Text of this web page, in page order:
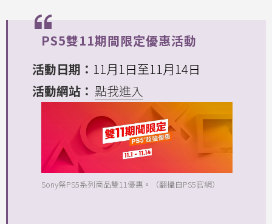
PS5雙11期間限定優惠活動
活動日期： 11月1日至11月14日
活動網站： 點我進入
Sony祭PS5系列商品雙11優惠。（翻攝自PS5官網）